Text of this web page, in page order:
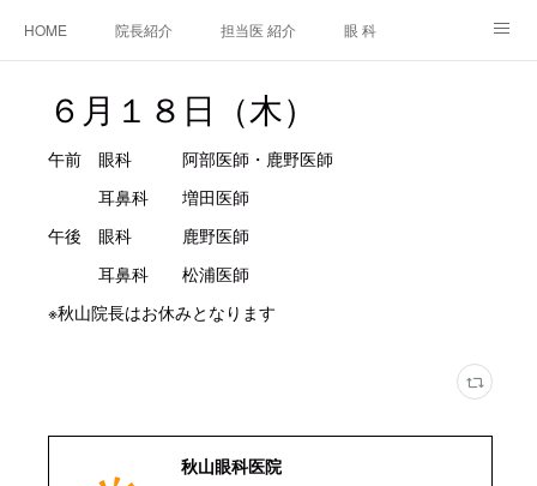
HOME 院長紹介 担当医 紹介 眼 科
アクセス ご相談・お問合せ 施設基準等及び掲示事項について
６月１８日（木）
午前 眼科 阿部医師・鹿野医師
耳鼻科 増田医師
午後 眼科 鹿野医師
耳鼻科 松浦医師
※秋山院長はお休みとなります
秋山眼科医院